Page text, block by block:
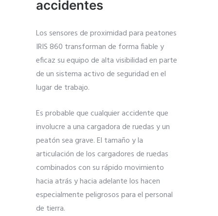
accidentes
Los sensores de proximidad para peatones
IRIS 860 transforman de forma fiable y
eficaz su equipo de alta visibilidad en parte
de un sistema activo de seguridad en el
lugar de trabajo.
Es probable que cualquier accidente que
involucre a una cargadora de ruedas y un
peatón sea grave. El tamaño y la
articulación de los cargadores de ruedas
combinados con su rápido movimiento
hacia atrás y hacia adelante los hacen
especialmente peligrosos para el personal
de tierra.